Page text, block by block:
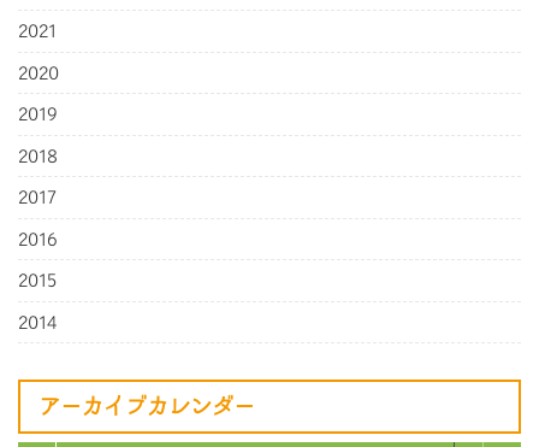
2021
2020
2019
2018
2017
2016
2015
2014
アーカイブカレンダー